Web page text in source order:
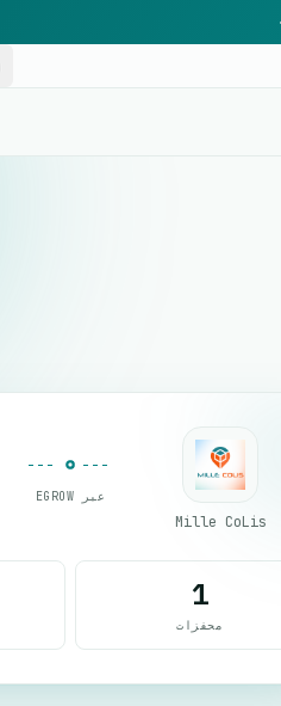
Mille CoLis
عبر EGROW
1
محفزات